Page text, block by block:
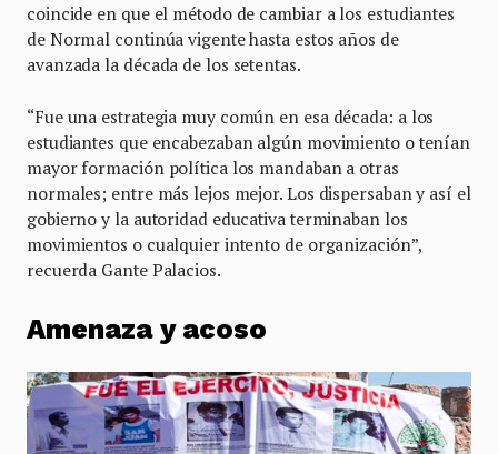
coincide en que el método de cambiar a los estudiantes
de Normal continúa vigente hasta estos años de
avanzada la década de los setentas.
“Fue una estrategia muy común en esa década: a los
estudiantes que encabezaban algún movimiento o tenían
mayor formación política los mandaban a otras
normales; entre más lejos mejor. Los dispersaban y así el
gobierno y la autoridad educativa terminaban los
movimientos o cualquier intento de organización”,
recuerda Gante Palacios.
Amenaza y acoso